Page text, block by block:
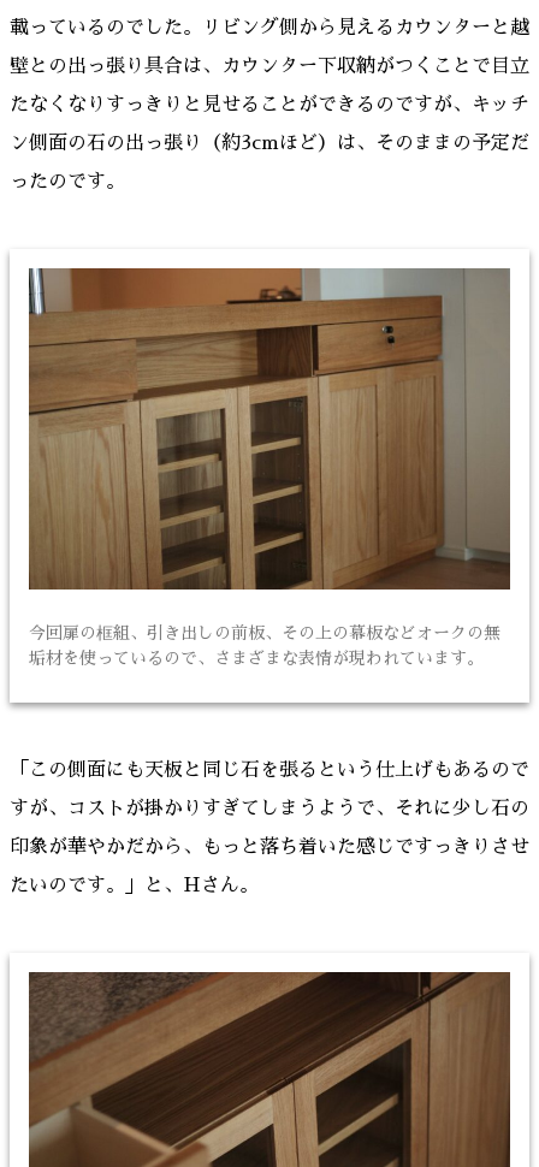
載っているのでした。リビング側から見えるカウンターと越
壁との出っ張り具合は、カウンター下収納がつくことで目立
たなくなりすっきりと見せることができるのですが、キッチ
ン側面の石の出っ張り（約3cmほど）は、そのままの予定だ
ったのです。
今回扉の框組、引き出しの前板、その上の幕板などオークの無
垢材を使っているので、さまざまな表情が現われています。
「この側面にも天板と同じ石を張るという仕上げもあるので
すが、コストが掛かりすぎてしまうようで、それに少し石の
印象が華やかだから、もっと落ち着いた感じですっきりさせ
たいのです。」と、Hさん。